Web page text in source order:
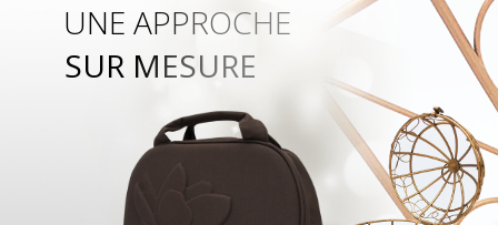
SUR MESURE
UNE APPROCHE